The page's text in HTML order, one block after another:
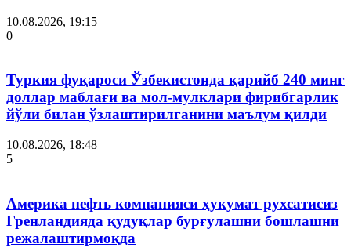
10.08.2026, 19:15
0
Туркия фуқароси Ўзбекистонда қарийб 240 минг
доллар маблағи ва мол-мулклари фирибгарлик
йўли билан ўзлаштирилганини маълум қилди
10.08.2026, 18:48
5
Америка нефть компанияси ҳукумат рухсатисиз
Гренландияда қудуқлар бурғулашни бошлашни
режалаштирмоқда